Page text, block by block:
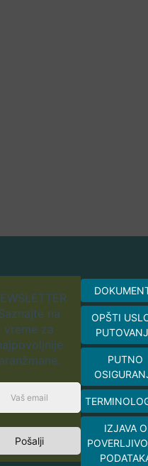
na
vreme za
aranžmane.
Pošalji
OPŠTI
PUTNO
IZJAVA O